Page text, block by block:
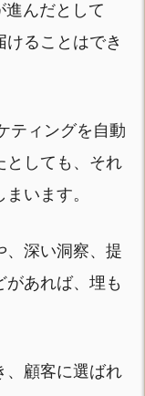
んだとして
けることはでき
ティングを自動
としても、それ
います。
、深い洞察、提
あれば、埋も
、顧客に選ばれ